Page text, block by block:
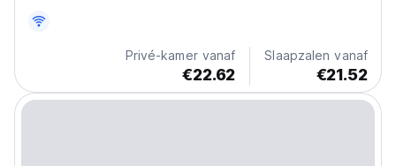
Privé-kamer vanaf
€22.62
Slaapzalen vanaf
€21.52